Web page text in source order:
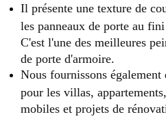
Il présente une texture de
les panneaux de porte au
C'est l'une des meilleures
de porte d'armoire.
Nous fournissons
pour les villas,
mobiles et projets de